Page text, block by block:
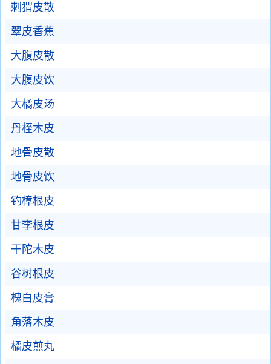
刺猬皮散
翠皮香蕉
大腹皮散
大腹皮饮
大橘皮汤
丹桎木皮
地骨皮散
地骨皮饮
钓樟根皮
甘李根皮
干陀木皮
谷树根皮
槐白皮膏
角落木皮
橘皮煎丸